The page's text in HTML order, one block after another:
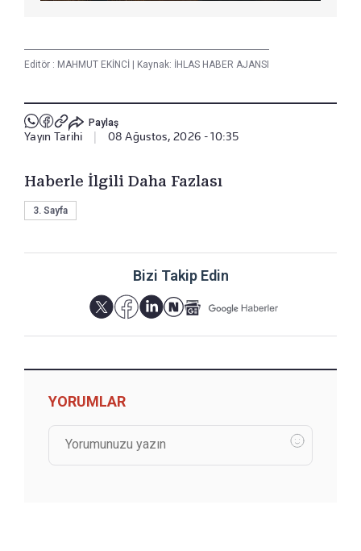
Editör : MAHMUT EKİNCİ Kaynak: İHLAS HABER AJANSI
Paylaş
Yayın Tarihi 08 Ağustos, 2026 - 10:35
Haberle İlgili Daha Fazlası
3. Sayfa
Bizi Takip Edin
YORUMLAR